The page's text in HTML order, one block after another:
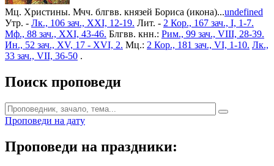
Мц. Христины. Мчч. блгвв. князей Бориса (икона)...undefined
Утр. - Лк., 106 зач., XXI, 12-19. Лит. - 2 Кор., 167 зач., I, 1-7.
Мф., 88 зач., XXI, 43-46. Блгвв. кнн.: Рим., 99 зач., VIII, 28-39.
Ин., 52 зач., XV, 17 - XVI, 2. Мц.: 2 Кор., 181 зач., VI, 1-10. Лк.,
33 зач., VII, 36-50 .
Поиск проповеди
Проповеди на дату
Проповеди на праздники: